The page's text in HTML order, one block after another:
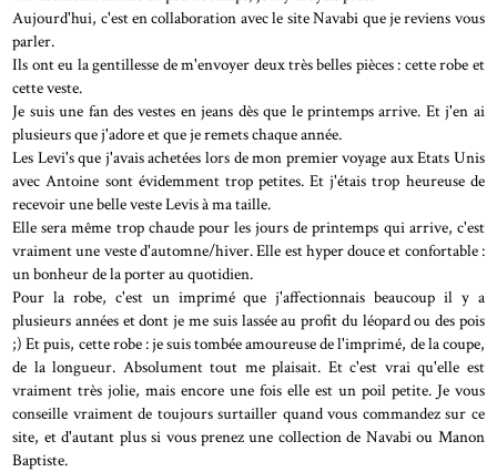
Aujourd'hui, c'est en collaboration avec le site Navabi que je reviens vous
parler.
Ils ont eu la gentillesse de m'envoyer deux très belles pièces : cette robe et
cette veste.
Je suis une fan des vestes en jeans dès que le printemps arrive. Et j'en ai
plusieurs que j'adore et que je remets chaque année.
Les Levi's que j'avais achetées lors de mon premier voyage aux Etats Unis
avec Antoine sont évidemment trop petites. Et j'étais trop heureuse de
recevoir une belle veste Levis à ma taille.
Elle sera même trop chaude pour les jours de printemps qui arrive, c'est
vraiment une veste d'automne/hiver. Elle est hyper douce et confortable :
un bonheur de la porter au quotidien.
Pour la robe, c'est un imprimé que j'affectionnais beaucoup il y a
plusieurs années et dont je me suis lassée au profit du léopard ou des pois
;) Et puis, cette robe : je suis tombée amoureuse de l'imprimé, de la coupe,
de la longueur. Absolument tout me plaisait. Et c'est vrai qu'elle est
vraiment très jolie, mais encore une fois elle est un poil petite. Je vous
conseille vraiment de toujours surtailler quand vous commandez sur ce
site, et d'autant plus si vous prenez une collection de Navabi ou Manon
Baptiste.